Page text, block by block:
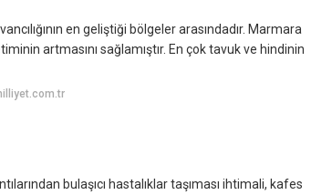
en geliştiği bölgeler arasındadır. Marmara
artmasını sağlamıştır. En çok tavuk ve hindinin
bulaşıcı hastalıklar taşıması ihtimali, kafes